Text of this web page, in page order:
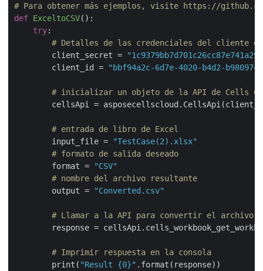
# Para obtener más ejemplos, visite https://
def ExceltoCSV():
try:
# Detalles de las credenciales del cliente
        client_secret =
        client_id =
"bbf94a2c-6d7e-4020-b4d2-
# inicializar un objeto de la API de Cells
cellsApi =
# entrada de libro de Excel
        input_file =
"TestCase(2).xlsx"
# formato de salida deseado
        format =
"CSV"
# nombre del archivo resultante
        output =
"Converted.csv"
# Llamar a la API para convertir el archivo
response =
# Imprimir respuesta en la consola
        print(
"Result {0}" .format(response))